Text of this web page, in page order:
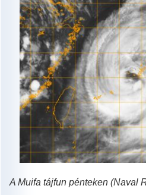
A Muifa tájfun pénteken (Naval